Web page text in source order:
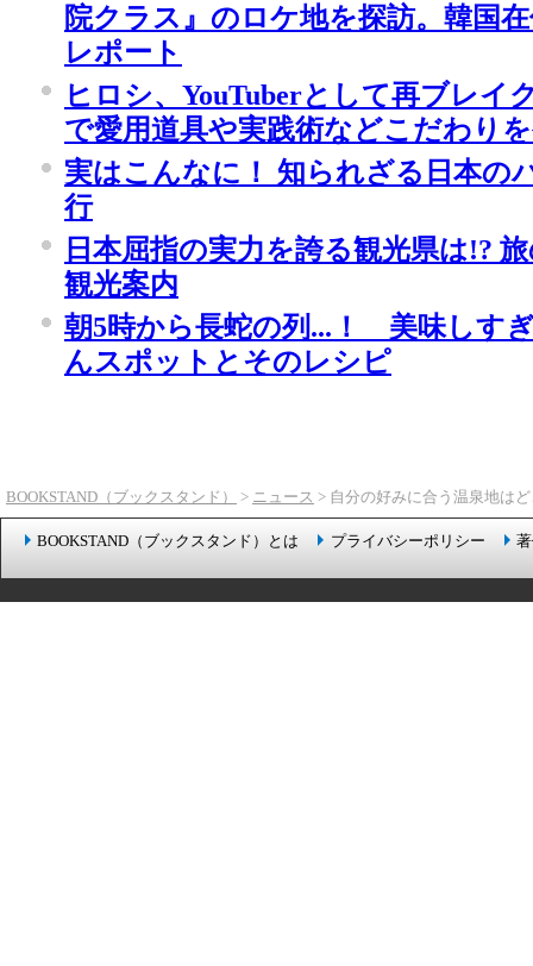
院クラス』のロケ地を探訪。韓国
レポート
ヒロシ、YouTuberとして再ブレイ
で愛用道具や実践術などこだわり
実はこんなに！ 知られざる日本の
行
日本屈指の実力を誇る観光県は!?
観光案内
朝5時から長蛇の列...！ 美味しす
んスポットとそのレシピ
BOOKSTAND（ブックスタンド） > ニュース > 自分の好みに合う温泉地は
BOOKSTAND（ブックスタンド）とは プライバシーポリシー